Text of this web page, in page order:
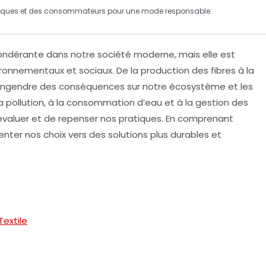
et des consommateurs pour unemode responsable.
dans notre société moderne, mais elle est
et sociaux. De la production des fibres à la
des conséquences sur notre écosystème et les
pollution, à la consommation d’eau et à la gestion des
et de repenser nos pratiques. En comprenant
nos choix vers des solutions plus durables et